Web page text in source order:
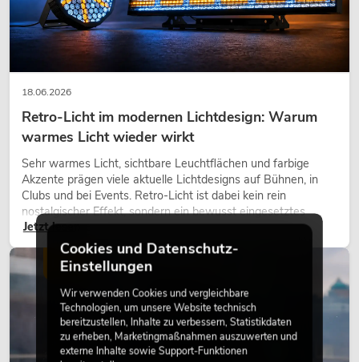
18.06.2026
Retro-Licht im modernen Lichtdesign: Warum
warmes Licht wieder wirkt
Sehr warmes Licht, sichtbare Leuchtflächen und farbige
Akzente prägen viele aktuelle Lichtdesigns auf Bühnen, in
Clubs und bei Events. Retro-Licht ist dabei kein rein
nostalgischer Effekt, sondern ein bewusst eingesetztes
Gestaltungsmittel: Es schafft Atmosphäre, gibt Szenen
Charakter und kann technische LED-Setups emotionaler
wirken lassen.
Jetzt lesen
LICHT
Cookies und Datenschutz-
Einstellungen
Wir verwenden Cookies und vergleichbare
Technologien, um unsere Website technisch
bereitzustellen, Inhalte zu verbessern, Statistikdaten
zu erheben, Marketingmaßnahmen auszuwerten und
externe Inhalte sowie Support-Funktionen